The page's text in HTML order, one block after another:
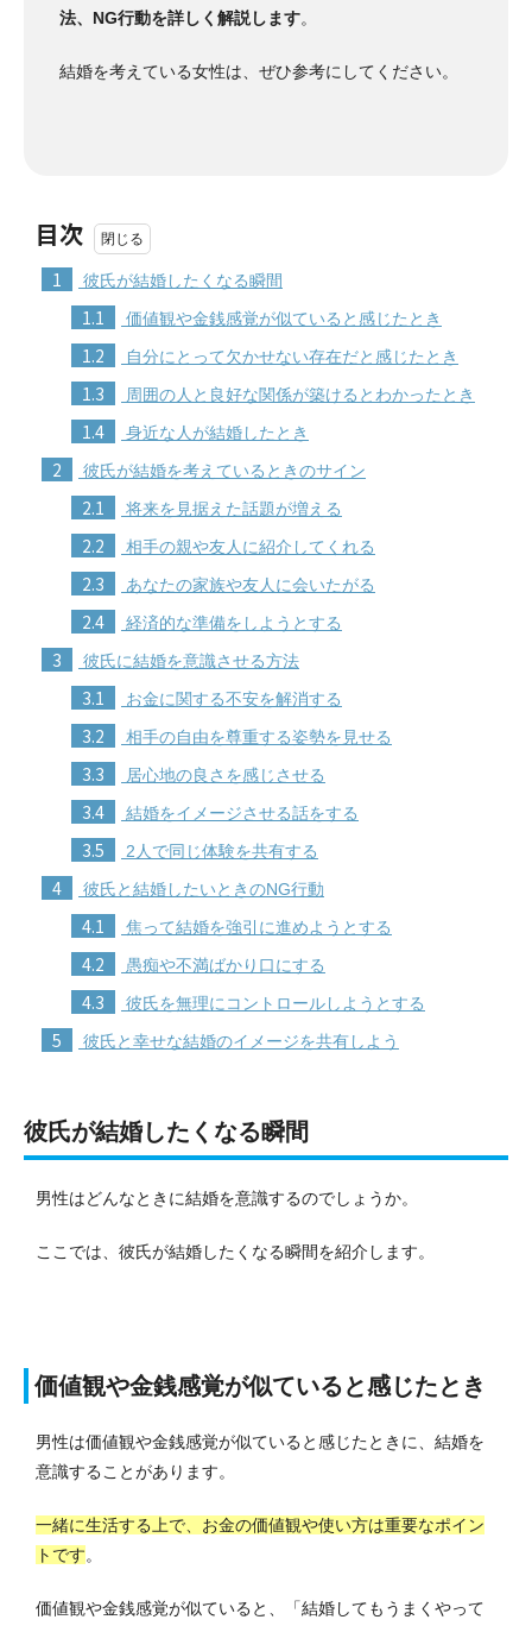
法、NG行動を詳しく解説します。
結婚を考えている女性は、ぜひ参考にしてください。
目次
1 彼氏が結婚したくなる瞬間
1.1 価値観や金銭感覚が似ていると感じたとき
1.2 自分にとって欠かせない存在だと感じたとき
1.3 周囲の人と良好な関係が築けるとわかったとき
1.4 身近な人が結婚したとき
2 彼氏が結婚を考えているときのサイン
2.1 将来を見据えた話題が増える
2.2 相手の親や友人に紹介してくれる
2.3 あなたの家族や友人に会いたがる
2.4 経済的な準備をしようとする
3 彼氏に結婚を意識させる方法
3.1 お金に関する不安を解消する
3.2 相手の自由を尊重する姿勢を見せる
3.3 居心地の良さを感じさせる
3.4 結婚をイメージさせる話をする
3.5 2人で同じ体験を共有する
4 彼氏と結婚したいときのNG行動
4.1 焦って結婚を強引に進めようとする
4.2 愚痴や不満ばかり口にする
4.3 彼氏を無理にコントロールしようとする
5 彼氏と幸せな結婚のイメージを共有しよう
彼氏が結婚したくなる瞬間
男性はどんなときに結婚を意識するのでしょうか。
ここでは、彼氏が結婚したくなる瞬間を紹介します。
価値観や金銭感覚が似ていると感じたとき
男性は価値観や金銭感覚が似ていると感じたときに、結婚を
意識することがあります。
一緒に生活する上で、お金の価値観や使い方は重要なポイン
トです。
価値観や金銭感覚が似ていると、「結婚してもうまくやって